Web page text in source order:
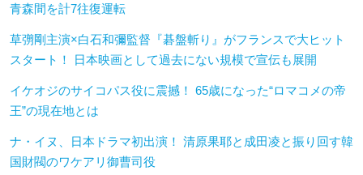
青森間を計7往復運転
草彅剛主演×白石和彌監督『碁盤斬り』がフランスで大ヒット
スタート！ 日本映画として過去にない規模で宣伝も展開
イケオジのサイコパス役に震撼！ 65歳になった“ロマコメの帝
王”の現在地とは
ナ・イヌ、日本ドラマ初出演！ 清原果耶と成田凌と振り回す韓
国財閥のワケアリ御曹司役